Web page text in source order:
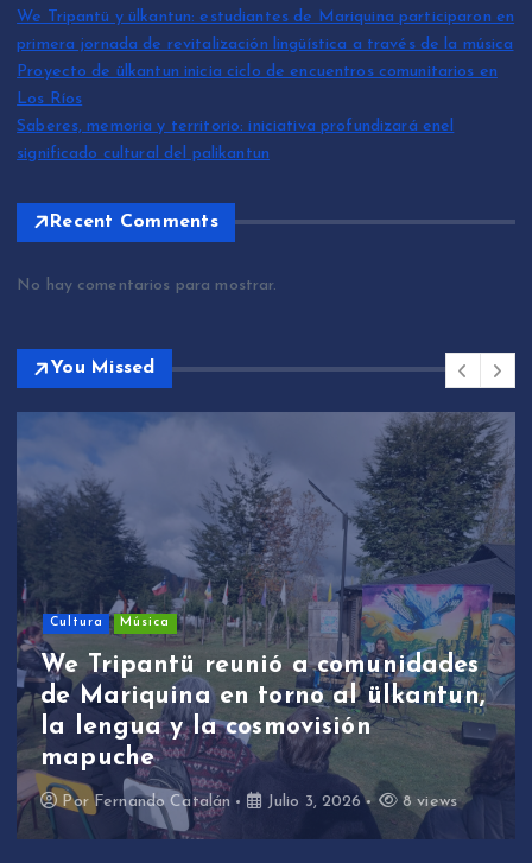
We Tripantü y ülkantun: estudiantes de Mariquina participaron en
primera jornada de revitalización lingüística a través de la música
Proyecto de ülkantun inicia ciclo de encuentros comunitarios en
Los Ríos
Saberes, memoria y territorio: iniciativa profundizará enel
significado cultural del palikantun
Recent Comments
No hay comentarios para mostrar.
You Missed
Cultura Música
We Tripantü reunió a comunidades
de Mariquina en torno al ülkantun,
la lengua y la cosmovisión
mapuche
Por Fernando Catalán Julio 3, 2026 8 views